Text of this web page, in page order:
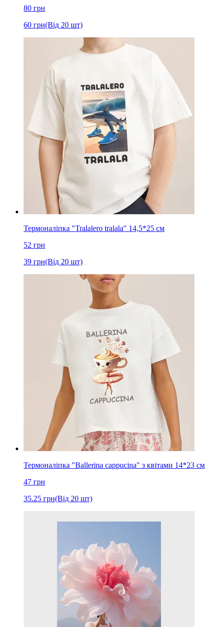
80 грн
60 грн(Від 20 шт)
Термоналіпка "Tralalero tralala" 14,5*25 см
52 грн
39 грн(Від 20 шт)
Термоналіпка "Ballerina cappucina" з квітами 14*23 см
47 грн
35.25 грн(Від 20 шт)